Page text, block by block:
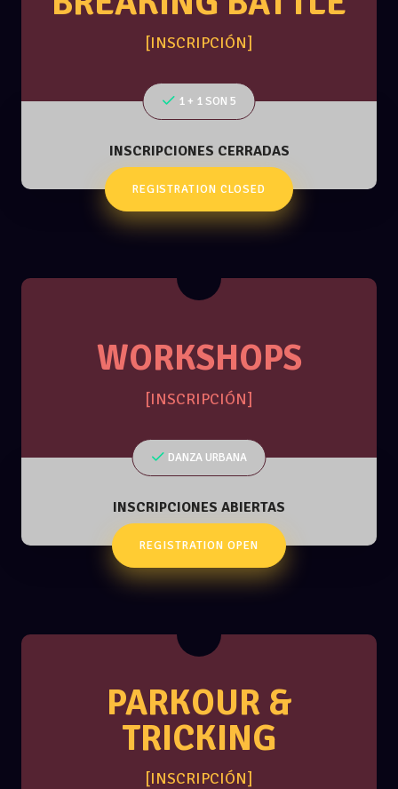
[INSCRIPCIÓN]
1 + 1 SON 5
INSCRIPCIONES CERRADAS
REGISTRATION CLOSED
WORKSHOPS
[INSCRIPCIÓN]
DANZA URBANA
INSCRIPCIONES ABIERTAS
REGISTRATION OPEN
PARKOUR &
TRICKING
[INSCRIPCIÓN]